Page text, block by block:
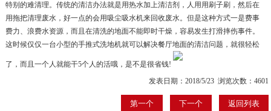
特别的难清理。传统的清洁办法就是用热水加上清洁剂，人用用刷子刷，然后在
用拖把清理废水，好一点的会用吸尘吸水机来回收废水。但是这种方式一是费事
费力、浪费水资源，而且在清洗的地面不能即时干燥，容易发生打滑摔伤事件。
这时候仅仅一台小型的手推式洗地机就可以解决餐厅地面的清洁问题，就很轻松
了，而且一个人就能干5个人的活哦，是不是很省钱!
发表日期：2018/5/23 浏览次数：4601
第一个 下一个 返回列表